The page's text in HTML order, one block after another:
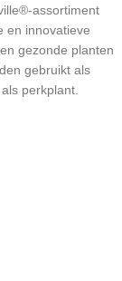
assortiment
en innovatieve
gezonde planten
gebruikt als
perkplant.